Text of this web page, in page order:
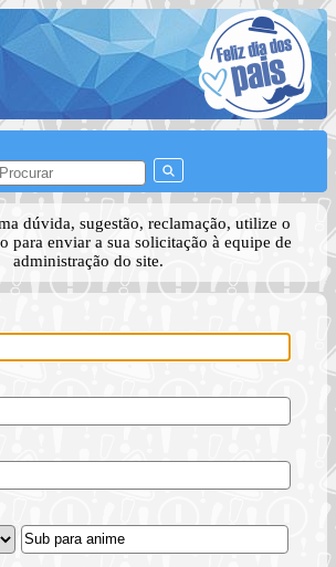
dúvida, sugestão, reclamação, utilize o
para enviar a sua solicitação à equipe de
administração do site.